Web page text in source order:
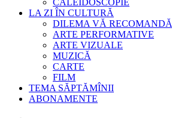
CALEIDOSCOPIE
LA ZI ÎN CULTURĂ
DILEMA VĂ RECOMANDĂ
ARTE PERFORMATIVE
ARTE VIZUALE
MUZICĂ
CARTE
FILM
TEMA SĂPTĂMÎNII
ABONAMENTE